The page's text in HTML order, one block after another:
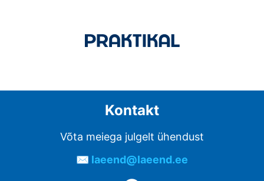
Kontakt
Võta meiega julgelt ühendust
✉ laeend@laeend.ee